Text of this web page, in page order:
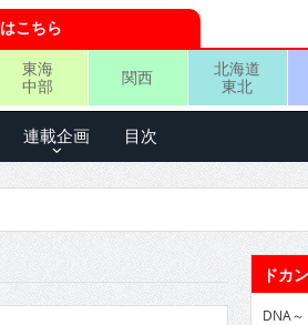
こちら
東海
中部
関西
北海道
東北
連載企画 目次
ドカ
DNA